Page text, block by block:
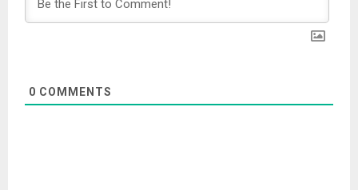
0 COMMENTS